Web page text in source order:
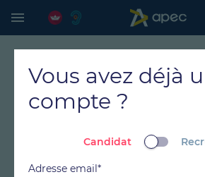
Vous avez déjà
compte ?
Candidat
Adresse email*